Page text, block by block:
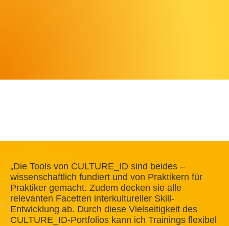
„Die Tools von CULTURE_ID sind beides –
wissenschaftlich fundiert und von Praktikern für
Praktiker gemacht. Zudem decken sie alle
relevanten Facetten interkultureller Skill-
Entwicklung ab. Durch diese Vielseitigkeit des
CULTURE_ID-Portfolios kann ich Trainings flexibel